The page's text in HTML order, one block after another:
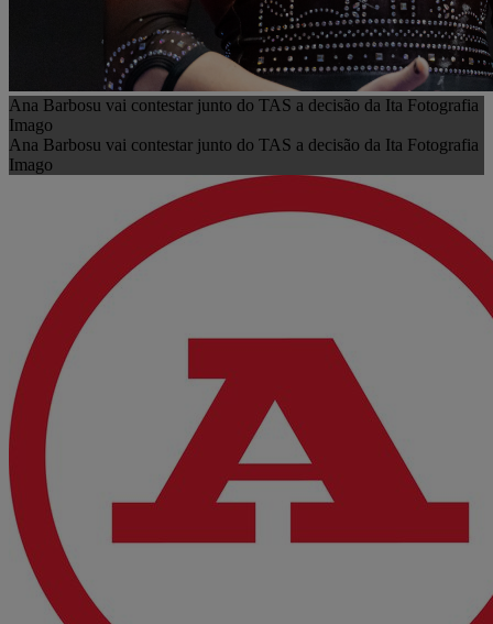
Ana Barbosu vai contestar junto do TAS a decisão da Ita Fotografia
Imago
Ana Barbosu vai contestar junto do TAS a decisão da Ita Fotografia
Imago